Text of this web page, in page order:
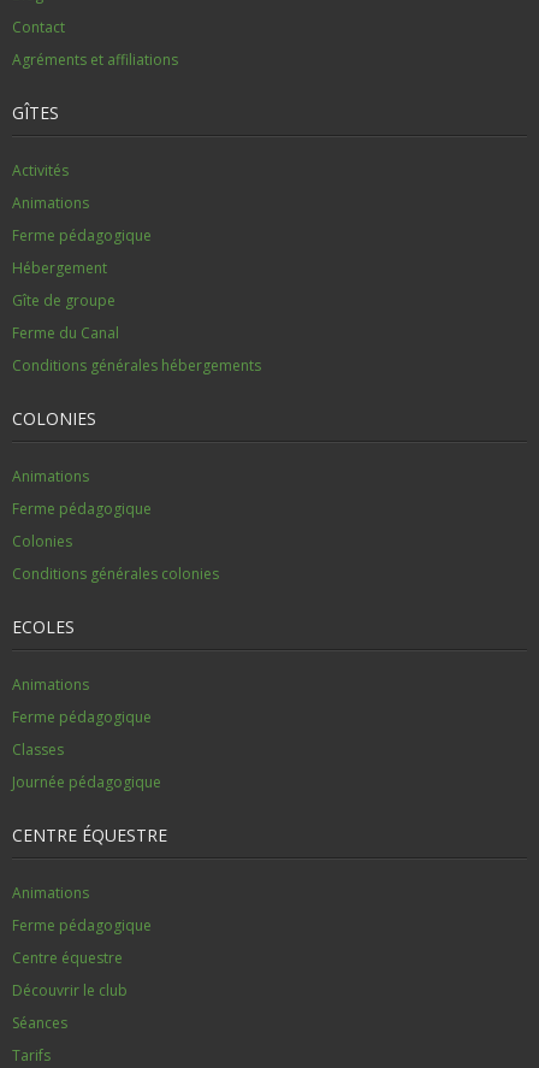
Contact
Agréments et affiliations
GÎTES
Activités
Animations
Ferme pédagogique
Hébergement
Gîte de groupe
Ferme du Canal
Conditions générales hébergements
COLONIES
Animations
Ferme pédagogique
Colonies
Conditions générales colonies
ECOLES
Animations
Ferme pédagogique
Classes
Journée pédagogique
CENTRE ÉQUESTRE
Animations
Ferme pédagogique
Centre équestre
Découvrir le club
Séances
Tarifs